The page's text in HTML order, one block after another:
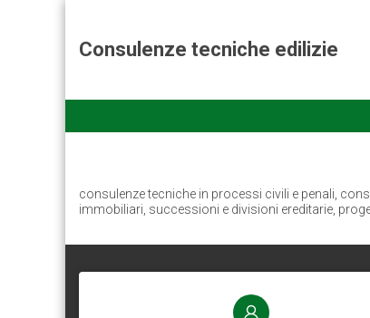
Consulenze tecniche edilizie
consulenze tecniche in processi civili e penali,
immobiliari, successioni e divisioni ereditarie,